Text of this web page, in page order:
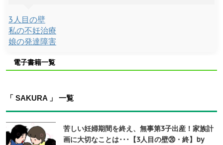
3人目の壁
私の不妊治療
娘の発達障害
電子書籍一覧
「 SAKURA 」 一覧
苦しい妊婦期間を終え、無事第3子出産！家族計
画に大切なことは･･･【3人目の壁⑳・終】by